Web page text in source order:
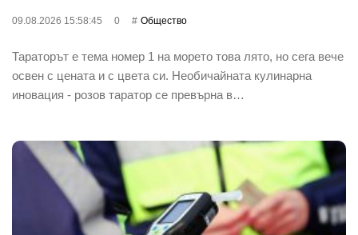
09.08.2026 15:58:45 0 Общество
Тараторът е тема номер 1 на морето това лято, но сега вече
освен с цената и с цвета си. Необичайната кулинарна
иновация - розов таратор се превърна в…